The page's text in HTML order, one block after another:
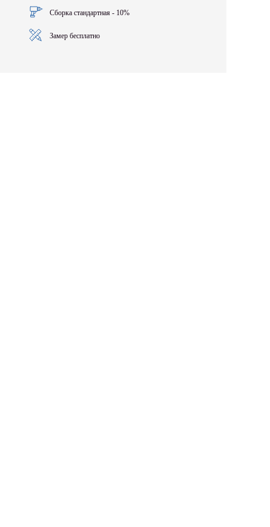
Сборка стандартная - 10%
Замер бесплатно